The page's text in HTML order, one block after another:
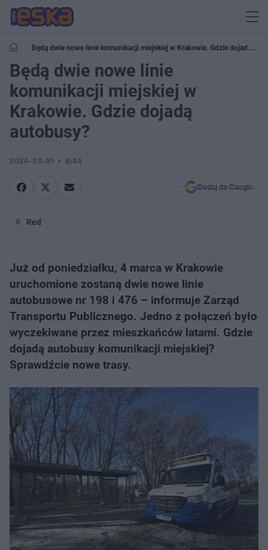
Będą dwie nowe linie komunikacji miejskiej w Krakowie. Gdzie dojadą
autobusy?
Będą dwie nowe linie
komunikacji miejskiej w
Krakowie. Gdzie dojadą
autobusy?
2024-03-01 8:34
Dodaj do Google
Red
Już od poniedziałku, 4 marca w Krakowie
uruchomione zostaną dwie nowe linie
autobusowe nr 198 i 476 – informuje Zarząd
Transportu Publicznego. Jedno z połączeń było
wyczekiwane przez mieszkańców latami. Gdzie
dojadą autobusy komunikacji miejskiej?
Sprawdźcie nowe trasy.